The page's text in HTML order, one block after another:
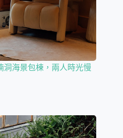
洞海景包棟，兩人時光慢